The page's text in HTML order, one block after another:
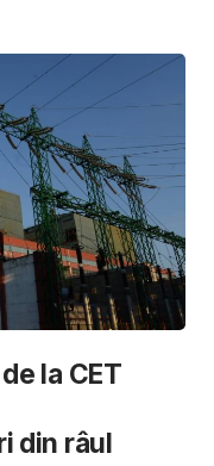
la CET
din râul